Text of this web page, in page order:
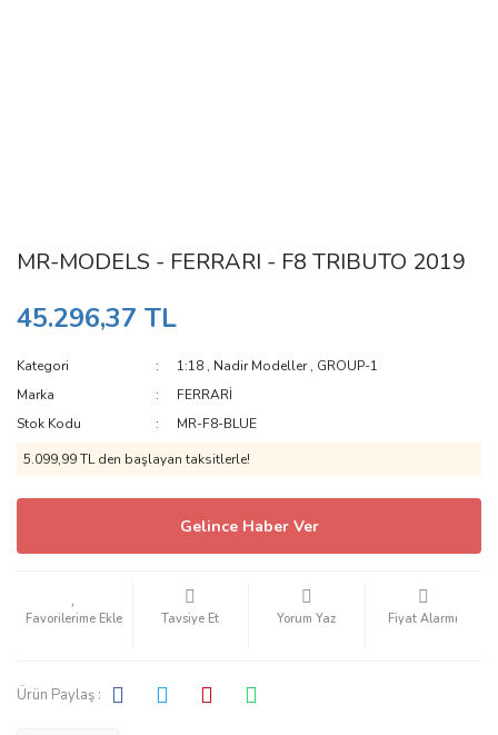
MR-MODELS - FERRARI - F8 TRIBUTO 2019
45.296,37 TL
Kategori 1:18 , Nadir Modeller, GROUP-1
Marka
FERRARİ
Stok Kodu
MR-F8-BLUE
5.099,99 TL den başlayan taksitlerle!
Gelince Haber Ver
Tavsiye Et Yorum Yaz Fiyat Alarmı
Ürün Paylaş :